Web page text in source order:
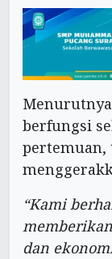
berfungsi
pertemuan,
“Kami
dan